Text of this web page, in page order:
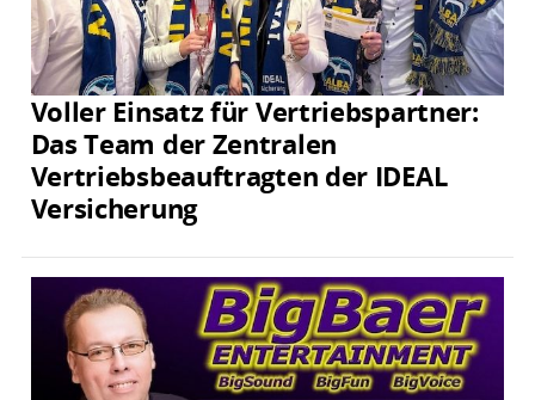
Voller Einsatz für Vertriebspartner:
Das Team der Zentralen
Vertriebsbeauftragten der IDEAL
Versicherung